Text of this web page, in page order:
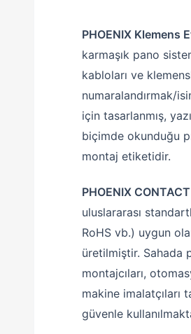
PHOENIX Klemens
karmaşık pano
kabloları ve
numaralandırmak/
için tasarlanmış,
biçimde okunduğu
montaj etiketidir.
PHOENIX CONTACT
uluslararası
RoHS vb.) uygun
üretilmiştir. Sahada
montajcıları,
makine imalatçıları
güvenle